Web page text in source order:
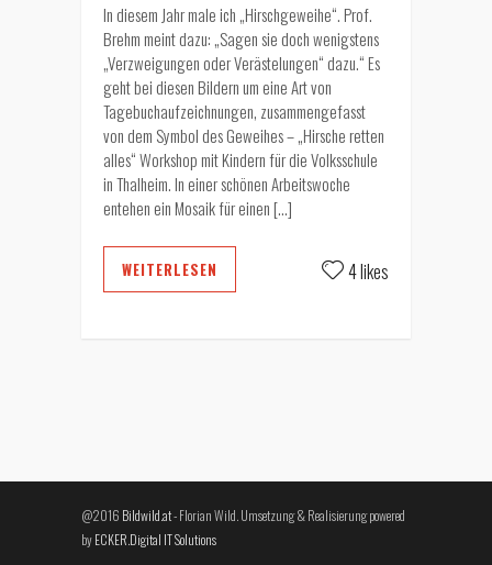
In diesem Jahr male ich „Hirschgeweihe“. Prof.
Brehm meint dazu: „Sagen sie doch wenigstens
„Verzweigungen oder Verästelungen“ dazu.“ Es
geht bei diesen Bildern um eine Art von
Tagebuchaufzeichnungen, zusammengefasst
von dem Symbol des Geweihes – „Hirsche retten
alles“ Workshop mit Kindern für die Volksschule
in Thalheim. In einer schönen Arbeitswoche
entehen ein Mosaik für einen […]
WEITERLESEN 4 likes
@2016 Bildwild.at- Florian Wild. Umsetzung & Realisierung powered
byECKER.Digital IT Solutions